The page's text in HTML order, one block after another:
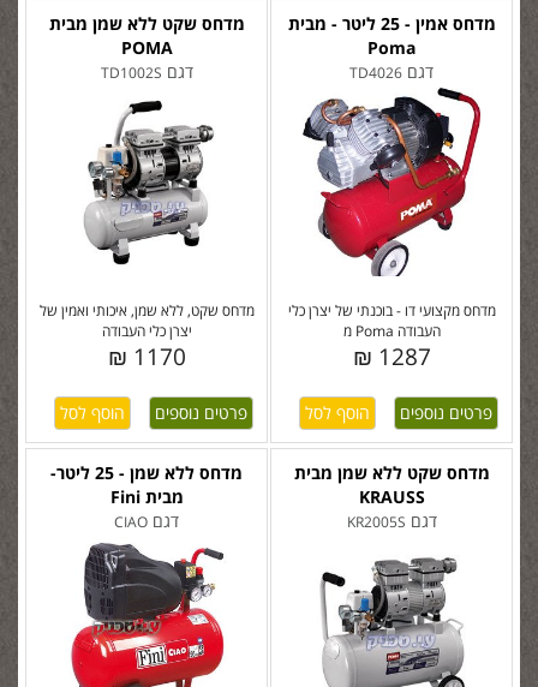
מדחס שקט ללא שמן מבית
POMA
דגם TD1002S
מדחס שקט, ללא שמן, איכותי ואמין של
יצרן כלי העבודה
1170 ₪
פרטים נוספים
מדחס אמין - 25 ליטר - מבית
Poma
דגם TD4026
מדחס מקצועי דו - בוכנתי של יצרן כלי
העבודה Poma מ
1287 ₪
פרטים נוספים
מדחס ללא שמן - 25 ליטר-
מבית Fini
דגם CIAO
מדחס שקט ללא שמן מבית
KRAUSS
דגם KR2005S